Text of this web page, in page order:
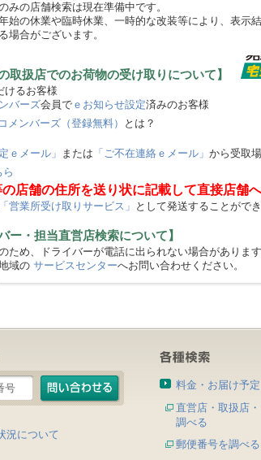
の店舗検索は現在準備中です。
始の休業や臨時休業、一時的な改装等により、表示
合がございます。
の取扱店でのお荷物の受け取りについて】
るお客様
バーズ会員で ｅお知らせ設定済みのお客様
メンバーズ（登録無料）
とは？
ｅメール」 または 「ご不在連絡ｅメール」 から受取
店舗の住所を送り状に記載して直接店舗
「営業所受け取りサービス」 として発送することができ
ー・担当直営店検索について】
ため、ドライバーが電話に出られない場合があります
域の サービスセンターへお問い合わせください。
況について
料金・お届け予
直営店・取扱店
調べる
郵便番号を調べる